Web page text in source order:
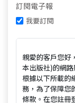
訂閱電子報
我要訂閱